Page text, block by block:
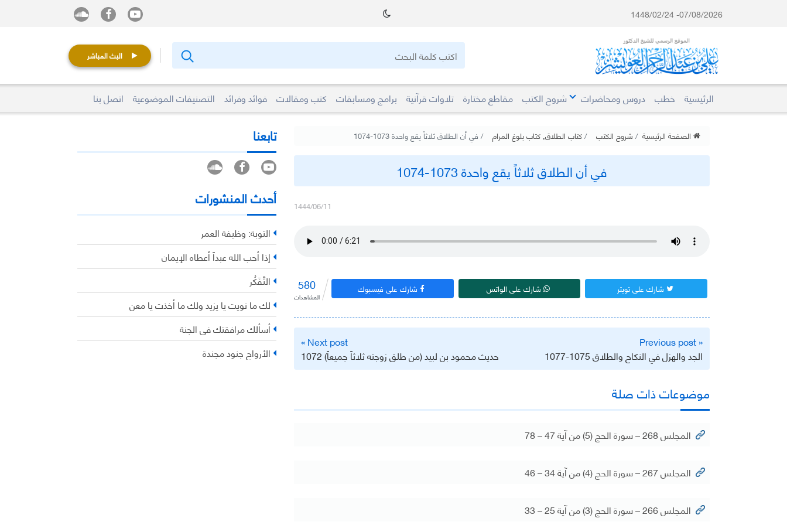
07/08/2026- 1448/02/24
البث المباشر
الرئيسية خطب دروس ومحاضرات شروح الكتب مقاطع مختارة تلاوات قرآنية برامج ومسابقات كتب ومقالات فوائد وفرائد التصنيفات الموضوعية اتصل بنا
الصفحة الرئيسية شروح الكتب كتاب الطلاق, كتاب بلوغ المرام في أن الطلاق ثلاثاً يقع واحدة 1073-1074
في أن الطلاق ثلاثاً يقع واحدة 1073-1074
1444/06/11
شارك على تويتر شارك على الواتس شارك على فيسبوك 580
المشاهدات
تصفّح
المقالات
« Previous post
الجد والهزل في النكاح والطلاق 1075-1077
Next post »
حديث محمود بن لبيد (من طلق زوجته ثلاثاً جميعاً) 1072
موضوعات ذات صلة
المجلس 268 – سورة الحج (5) من آية 47 – 78
المجلس 267 – سورة الحج (4) من آية 34 – 46
المجلس 266 – سورة الحج (3) من آية 25 – 33
تابعنا
أحدث المنشورات
التوبة: وظيفة العمر
إذا أحب الله عبداً أعطاه الإيمان
التَّفَكُر
لك ما نويت يا يزيد ولك ما أخذت يا معن
أسألك مرافقتك في الجنة
الأرواح جنود مجندة